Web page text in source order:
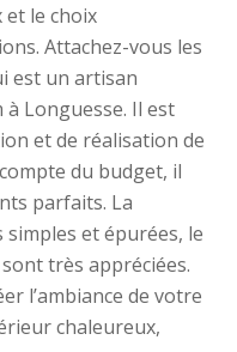
et le choix
Attachez-vous les
est un artisan
Longuesse. Il est
et de réalisation de
du budget, il
parfaits. La
et épurées, le
très appréciées.
l’ambiance de votre
chaleureux,